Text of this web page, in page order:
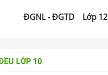
ĐGNL - ĐGTD Lớp 12
LỚP 10